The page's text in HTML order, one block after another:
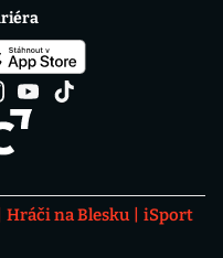
Hráči na Blesku
iSport